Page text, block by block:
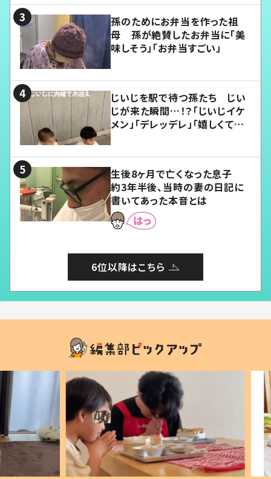
孫のためにお弁当を作った祖
母 孫が絶賛したお弁当に「美
味しそう」「お弁当すごい」
じいじを駅で待つ孫たち じい
じが来た瞬間…！？「じいじイケ
メン」「デレッデレ」「嬉しくて可
生後8ヶ月で亡くなった息子
約3年半後、当時の妻の日記に
書いてあった本音とは
6位以降はこちら